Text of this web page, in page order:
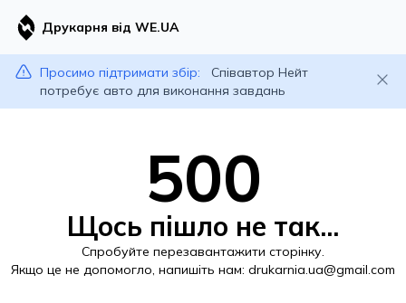
Друкарня від WE.UA
Просимо підтримати збір:
Співавтор Нейт
потребує авто для виконання завдань
500
Щось пішло не так...
Спробуйте перезавантажити сторінку.
Якщо це не допомогло, напишіть нам: drukarnia.ua@gmail.com